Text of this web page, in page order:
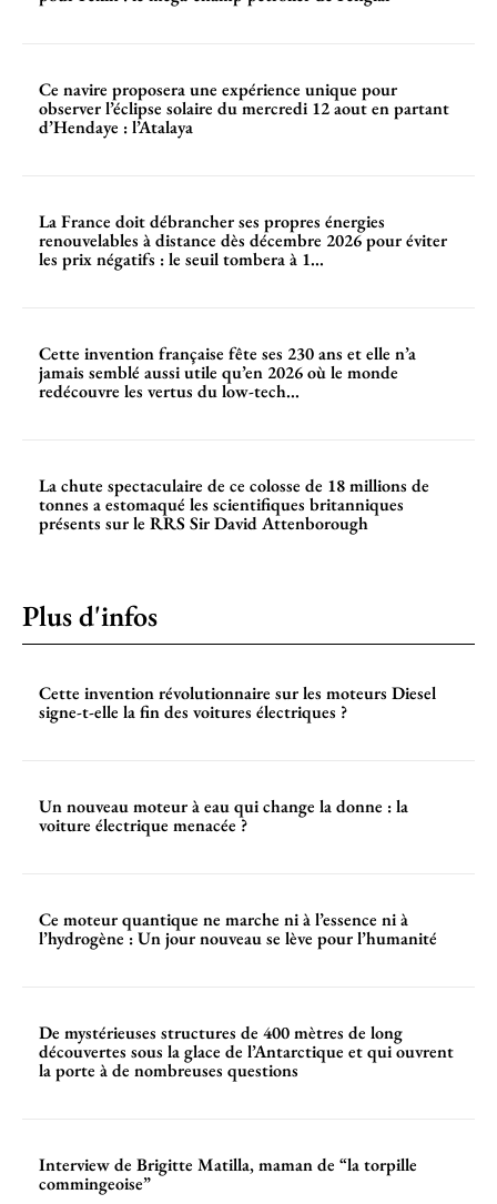
Ce navire proposera une expérience unique pour
observer l’éclipse solaire du mercredi 12 aout en partant
d’Hendaye : l’Atalaya
La France doit débrancher ses propres énergies
renouvelables à distance dès décembre 2026 pour éviter
les prix négatifs : le seuil tombera à 1...
Cette invention française fête ses 230 ans et elle n’a
jamais semblé aussi utile qu’en 2026 où le monde
redécouvre les vertus du low-tech...
La chute spectaculaire de ce colosse de 18 millions de
tonnes a estomaqué les scientifiques britanniques
présents sur le RRS Sir David Attenborough
Plus d'infos
Cette invention révolutionnaire sur les moteurs Diesel
signe-t-elle la fin des voitures électriques ?
Un nouveau moteur à eau qui change la donne : la
voiture électrique menacée ?
Ce moteur quantique ne marche ni à l’essence ni à
l’hydrogène : Un jour nouveau se lève pour l’humanité
De mystérieuses structures de 400 mètres de long
découvertes sous la glace de l’Antarctique et qui ouvrent
la porte à de nombreuses questions
Interview de Brigitte Matilla, maman de “la torpille
commingeoise”